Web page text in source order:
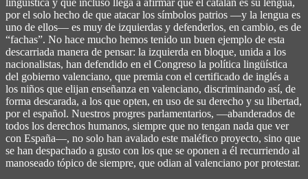
por el solo hecho de que atacar los símbolos patrios ―y la lengua es
uno de ellos― es muy de izquierdas y defenderlos, en cambio, es de
“fachas”. No hace mucho hemos tenido un buen ejemplo de esta
descarriada manera de pensar: la izquierda en bloque, unida a los
nacionalistas, han defendido en el Congreso la política lingüística
del gobierno valenciano, que premia con el certificado de inglés a
los niños que elijan enseñanza en valenciano, discriminando así, de
forma descarada, a los que opten, en uso de su derecho y su libertad,
por el español. Nuestros progres parlamentarios, ―abanderados de
todos los derechos humanos, siempre que no tengan nada que ver
con España―, no solo han avalado este maléfico proyecto, sino que
se han despachado a gusto con los que se oponen a él recurriendo al
manoseado tópico de siempre, que odian al valenciano por protestar.